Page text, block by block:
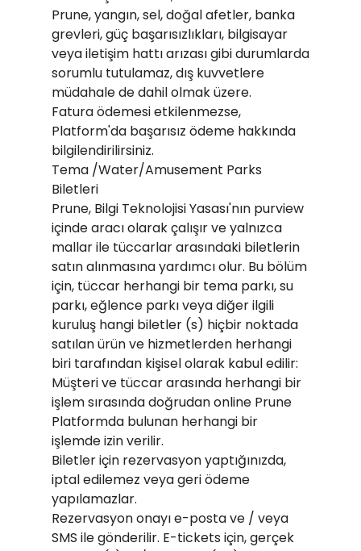
Prune, yangın, sel, doğal afetler, banka
grevleri, güç başarısızlıkları, bilgisayar
veya iletişim hattı arızası gibi durumlarda
sorumlu tutulamaz, dış kuvvetlere
müdahale de dahil olmak üzere.
Fatura ödemesi etkilenmezse,
Platform'da başarısız ödeme hakkında
bilgilendirilirsiniz.
Tema /Water/Amusement Parks
Biletleri
Prune, Bilgi Teknolojisi Yasası'nın purview
içinde aracı olarak çalışır ve yalnızca
mallar ile tüccarlar arasındaki biletlerin
satın alınmasına yardımcı olur. Bu bölüm
için, tüccar herhangi bir tema parkı, su
parkı, eğlence parkı veya diğer ilgili
kuruluş hangi biletler (s) hiçbir noktada
satılan ürün ve hizmetlerden herhangi
biri tarafından kişisel olarak kabul edilir:
Müşteri ve tüccar arasında herhangi bir
işlem sırasında doğrudan online Prune
Platformda bulunan herhangi bir
işlemde izin verilir.
Biletler için rezervasyon yaptığınızda,
iptal edilemez veya geri ödeme
yapılamazlar.
Rezervasyon onayı e-posta ve / veya
SMS ile gönderilir. E-tickets için, gerçek